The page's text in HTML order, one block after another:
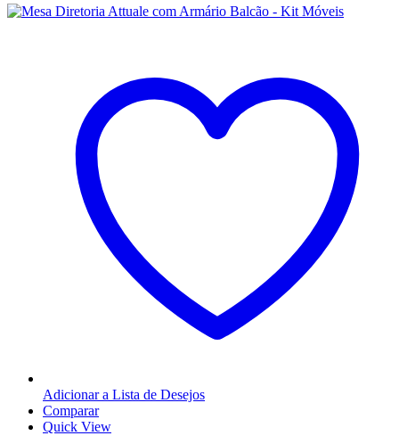
Adicionar a Lista de Desejos
Comparar
Quick View